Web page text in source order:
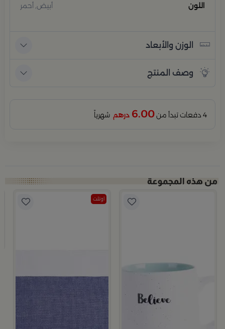
اللون
أبيض, أحمر
الوزن والأبعاد
وصف المنتج
4 دفعات تبدأ من 6.00 درهم شهرياً
اوتلت